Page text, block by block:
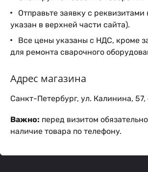
Отправьте заявку с
указан в верхней части сайта).
Все цены указаны с НДС, кроме
для ремонта сварочного
Адрес магазина
Санкт-Петербург, ул. Калинина, 57,
Важно: перед визитом
наличие товара по телефону.